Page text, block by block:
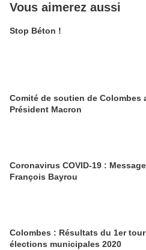
Vous aimerez aussi
Stop Béton !
Comité de soutien de Colombes
Président Macron
Coronavirus COVID-19 :
François Bayrou
Colombes : Résultats du 1er
élections municipales 2020